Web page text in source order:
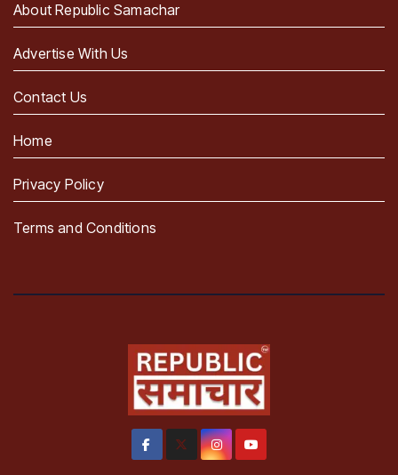
About Republic Samachar
Advertise With Us
Contact Us
Home
Privacy Policy
Terms and Conditions